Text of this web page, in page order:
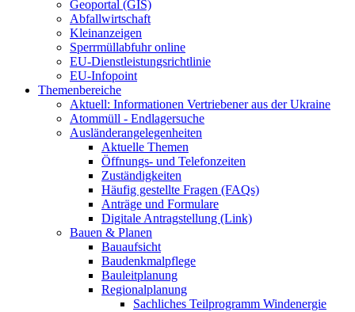
Geoportal (GIS)
Abfallwirtschaft
Kleinanzeigen
Sperrmüllabfuhr online
EU-Dienstleistungsrichtlinie
EU-Infopoint
Themenbereiche
Aktuell: Informationen Vertriebener aus der Ukraine
Atommüll - Endlagersuche
Ausländerangelegenheiten
Aktuelle Themen
Öffnungs- und Telefonzeiten
Zuständigkeiten
Häufig gestellte Fragen (FAQs)
Anträge und Formulare
Digitale Antragstellung (Link)
Bauen & Planen
Bauaufsicht
Baudenkmalpflege
Bauleitplanung
Regionalplanung
Sachliches Teilprogramm Windenergie